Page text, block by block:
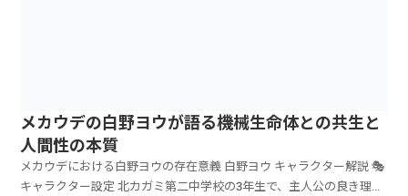
メカウデの白野ヨウが語る機械生命体との共生と
人間性の本質
メカウデにおける白野ヨウの存在意義 白野ヨウ キャラクター解説 🎭
キャラクター設定 北カガミ第二中学校の3年生で、主人公の良き理解